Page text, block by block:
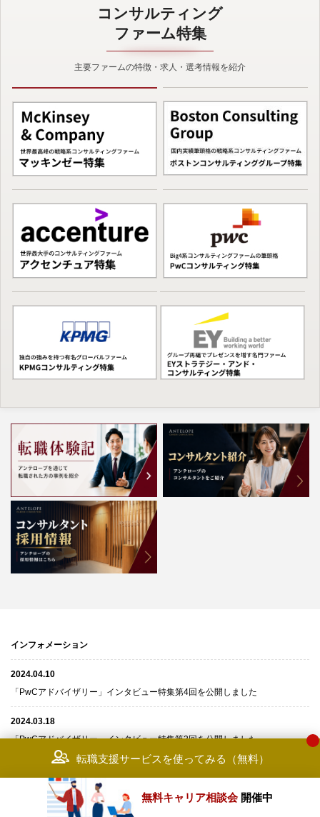
コンサルティング
ファーム特集
主要ファームの特徴・求人・選考情報を紹介
インフォメーション
2024.04.10
「PwCアドバイザリー」インタビュー特集第4回を公開しました
2024.03.18
「PwCアドバイザリー」インタビュー特集第3回を公開しました
「アリックスパートナーズ」インタビュー特集を公開しました
転職支援サービスを使ってみる（無料）
無料キャリア相談会 開催中